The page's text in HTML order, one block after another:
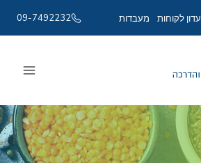
לקוחות מעבדות 09-7492232